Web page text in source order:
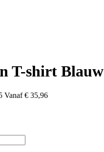
T-shirt Blauw
Vanaf € 35,96